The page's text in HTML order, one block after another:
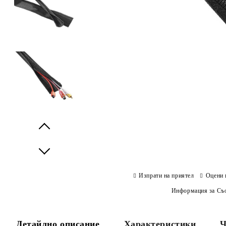
Изпрати на приятел Оцени
Информация за
Детайлно описание Характеристики